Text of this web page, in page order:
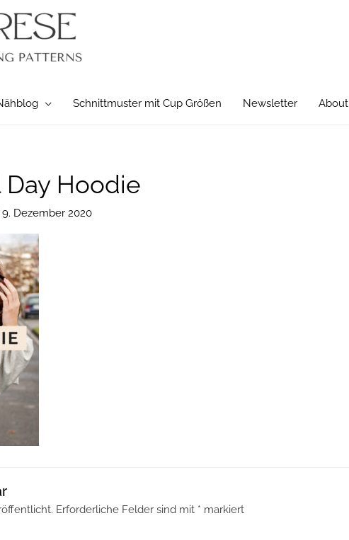
Schnittmuster mit Cup Größen Newsletter About
Hoodie
9. Dezember 2020
Erforderliche Felder sind mit * markiert